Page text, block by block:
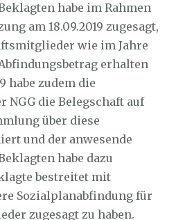
habe im Rahmen
am 18.09.2019 zugesagt,
wie im Jahre
erhalten
habe zudem die
NGG die Belegschaft auf
über diese
und der anwesende
habe dazu
bestreitet mit
Sozialplanabfindung für
zugesagt zu haben.